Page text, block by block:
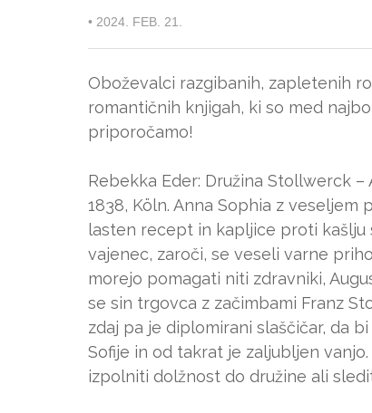
• 2024. FEB. 21.
Oboževalci razgibanih, zapletenih
romantičnih knjigah, ki so med
priporočamo!
Rebekka Eder: Družina Stollwerck
1838, Köln. Anna Sophia z
lasten recept in kapljice proti kašlju
vajenec, zaroči, se veseli varne
morejo pomagati niti zdravniki,
se sin trgovca z začimbami Franz
zdaj pa je diplomirani slaščičar, da
Sofije in od takrat je zaljubljen
izpolniti dolžnost do družine ali